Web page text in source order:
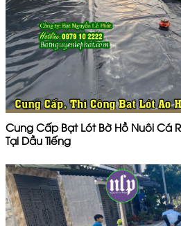
Cung Cấp Bạt Lót Bờ Hồ Nuôi Cá
Tại Dầu Tiếng